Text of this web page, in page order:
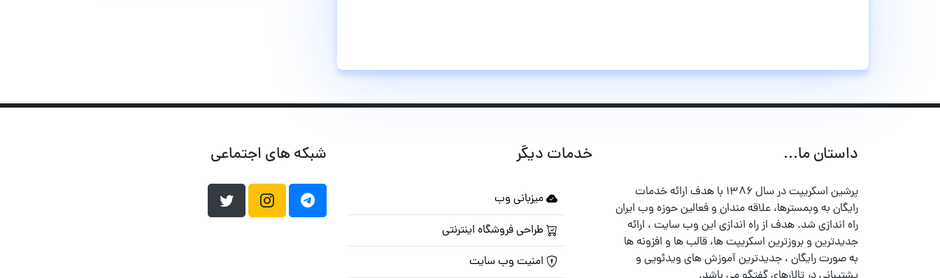
داستان ما...
پرشین اسکریپت در سال ۱۳۸۶ با هدف ارائه خدمات
رایگان به وبمسترها، علاقه مندان و فعالین حوزه وب ایران
راه اندازی شد. هدف از راه اندازی این وب سایت ، ارائه
جدیدترین و بروزترین اسکریپت ها، قالب ها و افزونه ها
به صورت رایگان ، جدیدترین آموزش های ویدئویی و
خدمات دیگر
میزبانی وب
طراحی فروشگاه اینترنتی
امنیت وب سایت
شبکه های اجتماعی